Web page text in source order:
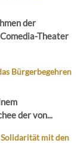
der
Theater
Bürgerbegehren
der von...
Solidarität mit den